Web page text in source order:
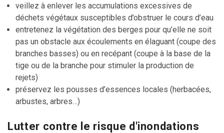
veillez à enlever les accumulations excessives de
déchets végétaux susceptibles d’obstruer le cours d’eau
entretenez la végétation des berges pour qu’elle ne soit
pas un obstacle aux écoulements en élaguant (coupe des
branches basses) ou en recépant (coupe à la base de la
tige ou de la branche pour stimuler la production de
rejets)
préservez les pousses d’essences locales (herbacées,
arbustes, arbres…)
Lutter contre le risque d'inondations